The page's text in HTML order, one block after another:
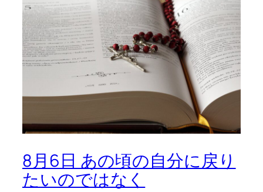
8月6日 あの頃の自分に戻り
たいのではなく